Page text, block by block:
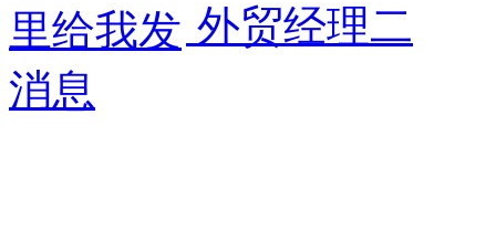
外贸经理二